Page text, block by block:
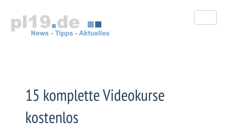
springen
15 komplette Videokurse
kostenlos